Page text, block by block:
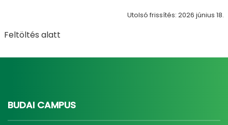
Utolsó frissítés: 2026 június 18.
Feltöltés alatt
BUDAI CAMPUS